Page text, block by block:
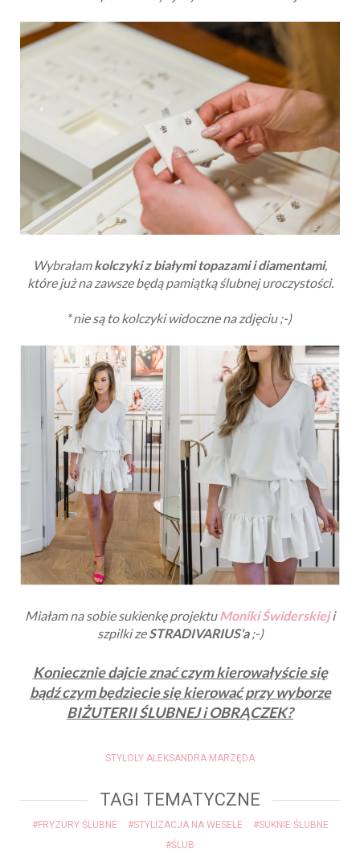
Wybrałamkolczyki z białymi topazami i diamentami,
które już na zawsze będą pamiątką ślubnej uroczystości.
* nie są to kolczyki widoczne na zdjęciu ;-)
Miałam na sobie sukienkę projektu Moniki Świderskieji
szpilki zeSTRADIVARIUS'a;-)
Koniecznie dajcie znać czym kierowałyście się
bądź czym będziecie się kierować przy wyborze
BIŻUTERII ŚLUBNEJ i OBRĄCZEK?
STYLOLY ALEKSANDRA MARZĘDA
TAGI TEMATYCZNE
#FRYZURY ŚLUBNE #STYLIZACJA NA WESELE
#SUKNIE ŚLUBNE
#ŚLUB